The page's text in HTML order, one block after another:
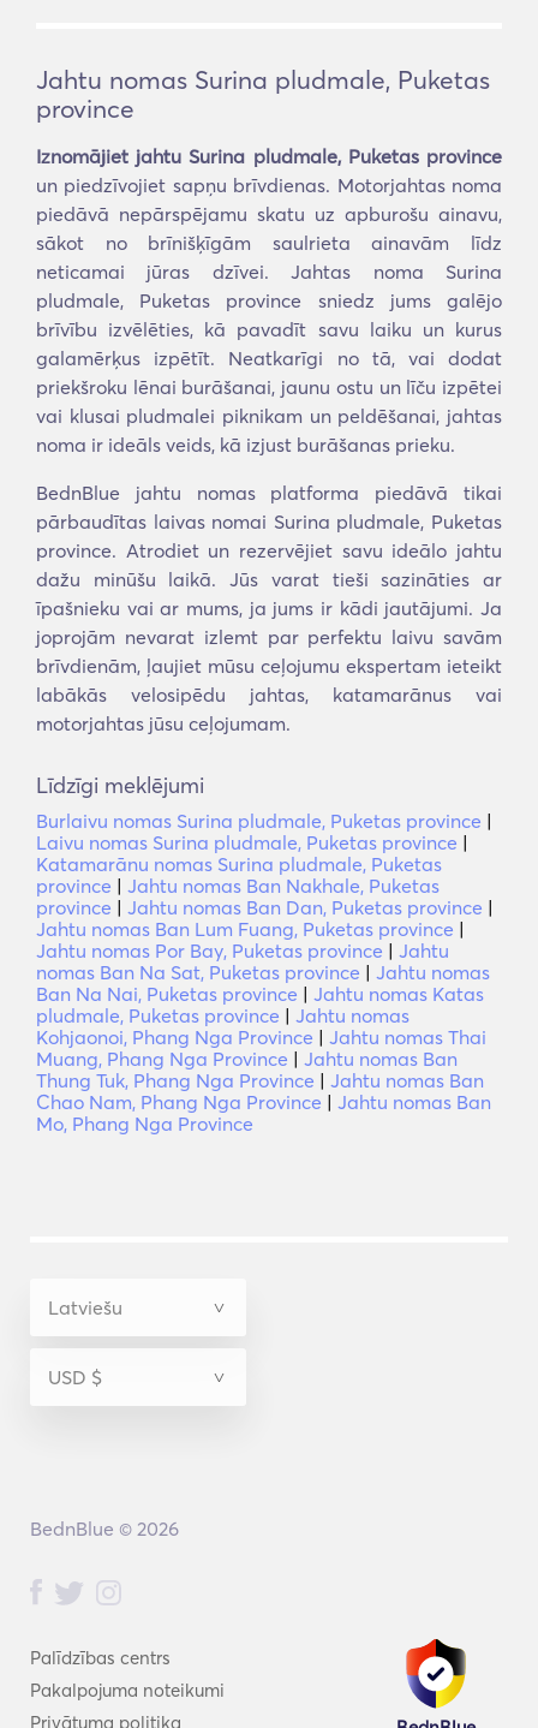
Jahtu nomas Surina pludmale, Puketas
province
Iznomājiet jahtu Surina pludmale, Puketas province
un piedzīvojiet sapņu brīvdienas. Motorjahtas noma
piedāvā nepārspējamu skatu uz apburošu ainavu,
sākot no brīnišķīgām saulrieta ainavām līdz
neticamai jūras dzīvei. Jahtas noma Surina
pludmale, Puketas province sniedz jums galējo
brīvību izvēlēties, kā pavadīt savu laiku un kurus
galamērķus izpētīt. Neatkarīgi no tā, vai dodat
priekšroku lēnai burāšanai, jaunu ostu un līču izpētei
vai klusai pludmalei piknikam un peldēšanai, jahtas
noma ir ideāls veids, kā izjust burāšanas prieku.
BednBlue jahtu nomas platforma piedāvā tikai
pārbaudītas laivas nomai Surina pludmale, Puketas
province. Atrodiet un rezervējiet savu ideālo jahtu
dažu minūšu laikā. Jūs varat tieši sazināties ar
īpašnieku vai ar mums, ja jums ir kādi jautājumi. Ja
joprojām nevarat izlemt par perfektu laivu savām
brīvdienām, ļaujiet mūsu ceļojumu ekspertam ieteikt
labākās velosipēdu jahtas, katamarānus vai
motorjahtas jūsu ceļojumam.
Līdzīgi meklējumi
Burlaivu nomas Surina pludmale, Puketas province |
Laivu nomas Surina pludmale, Puketas province |
Katamarānu nomas Surina pludmale, Puketas
province | Jahtu nomas Ban Nakhale, Puketas
province | Jahtu nomas Ban Dan, Puketas province |
Jahtu nomas Ban Lum Fuang, Puketas province |
Jahtu nomas Por Bay, Puketas province | Jahtu
nomas Ban Na Sat, Puketas province | Jahtu nomas
Ban Na Nai, Puketas province | Jahtu nomas Katas
pludmale, Puketas province | Jahtu nomas
Kohjaonoi, Phang Nga Province | Jahtu nomas Thai
Muang, Phang Nga Province | Jahtu nomas Ban
Thung Tuk, Phang Nga Province | Jahtu nomas Ban
Chao Nam, Phang Nga Province | Jahtu nomas Ban
Mo, Phang Nga Province
Palīdzības centrs
Pakalpojuma noteikumi
Privātuma politika
BednBlue © 2026